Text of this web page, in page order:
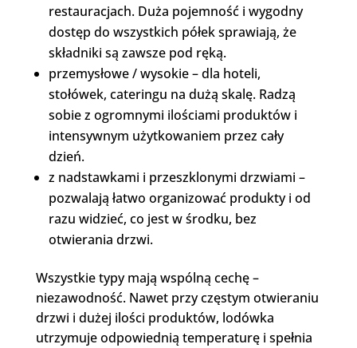
restauracjach. Duża pojemność i wygodny
dostęp do wszystkich półek sprawiają, że
składniki są zawsze pod ręką.
przemysłowe / wysokie – dla hoteli,
stołówek, cateringu na dużą skalę. Radzą
sobie z ogromnymi ilościami produktów i
intensywnym użytkowaniem przez cały
dzień.
z nadstawkami i przeszklonymi drzwiami –
pozwalają łatwo organizować produkty i od
razu widzieć, co jest w środku, bez
otwierania drzwi.
Wszystkie typy mają wspólną cechę –
niezawodność. Nawet przy częstym otwieraniu
drzwi i dużej ilości produktów, lodówka
utrzymuje odpowiednią temperaturę i spełnia